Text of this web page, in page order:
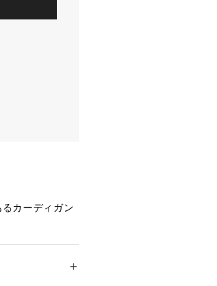
カーディガン
ィガンは、羽